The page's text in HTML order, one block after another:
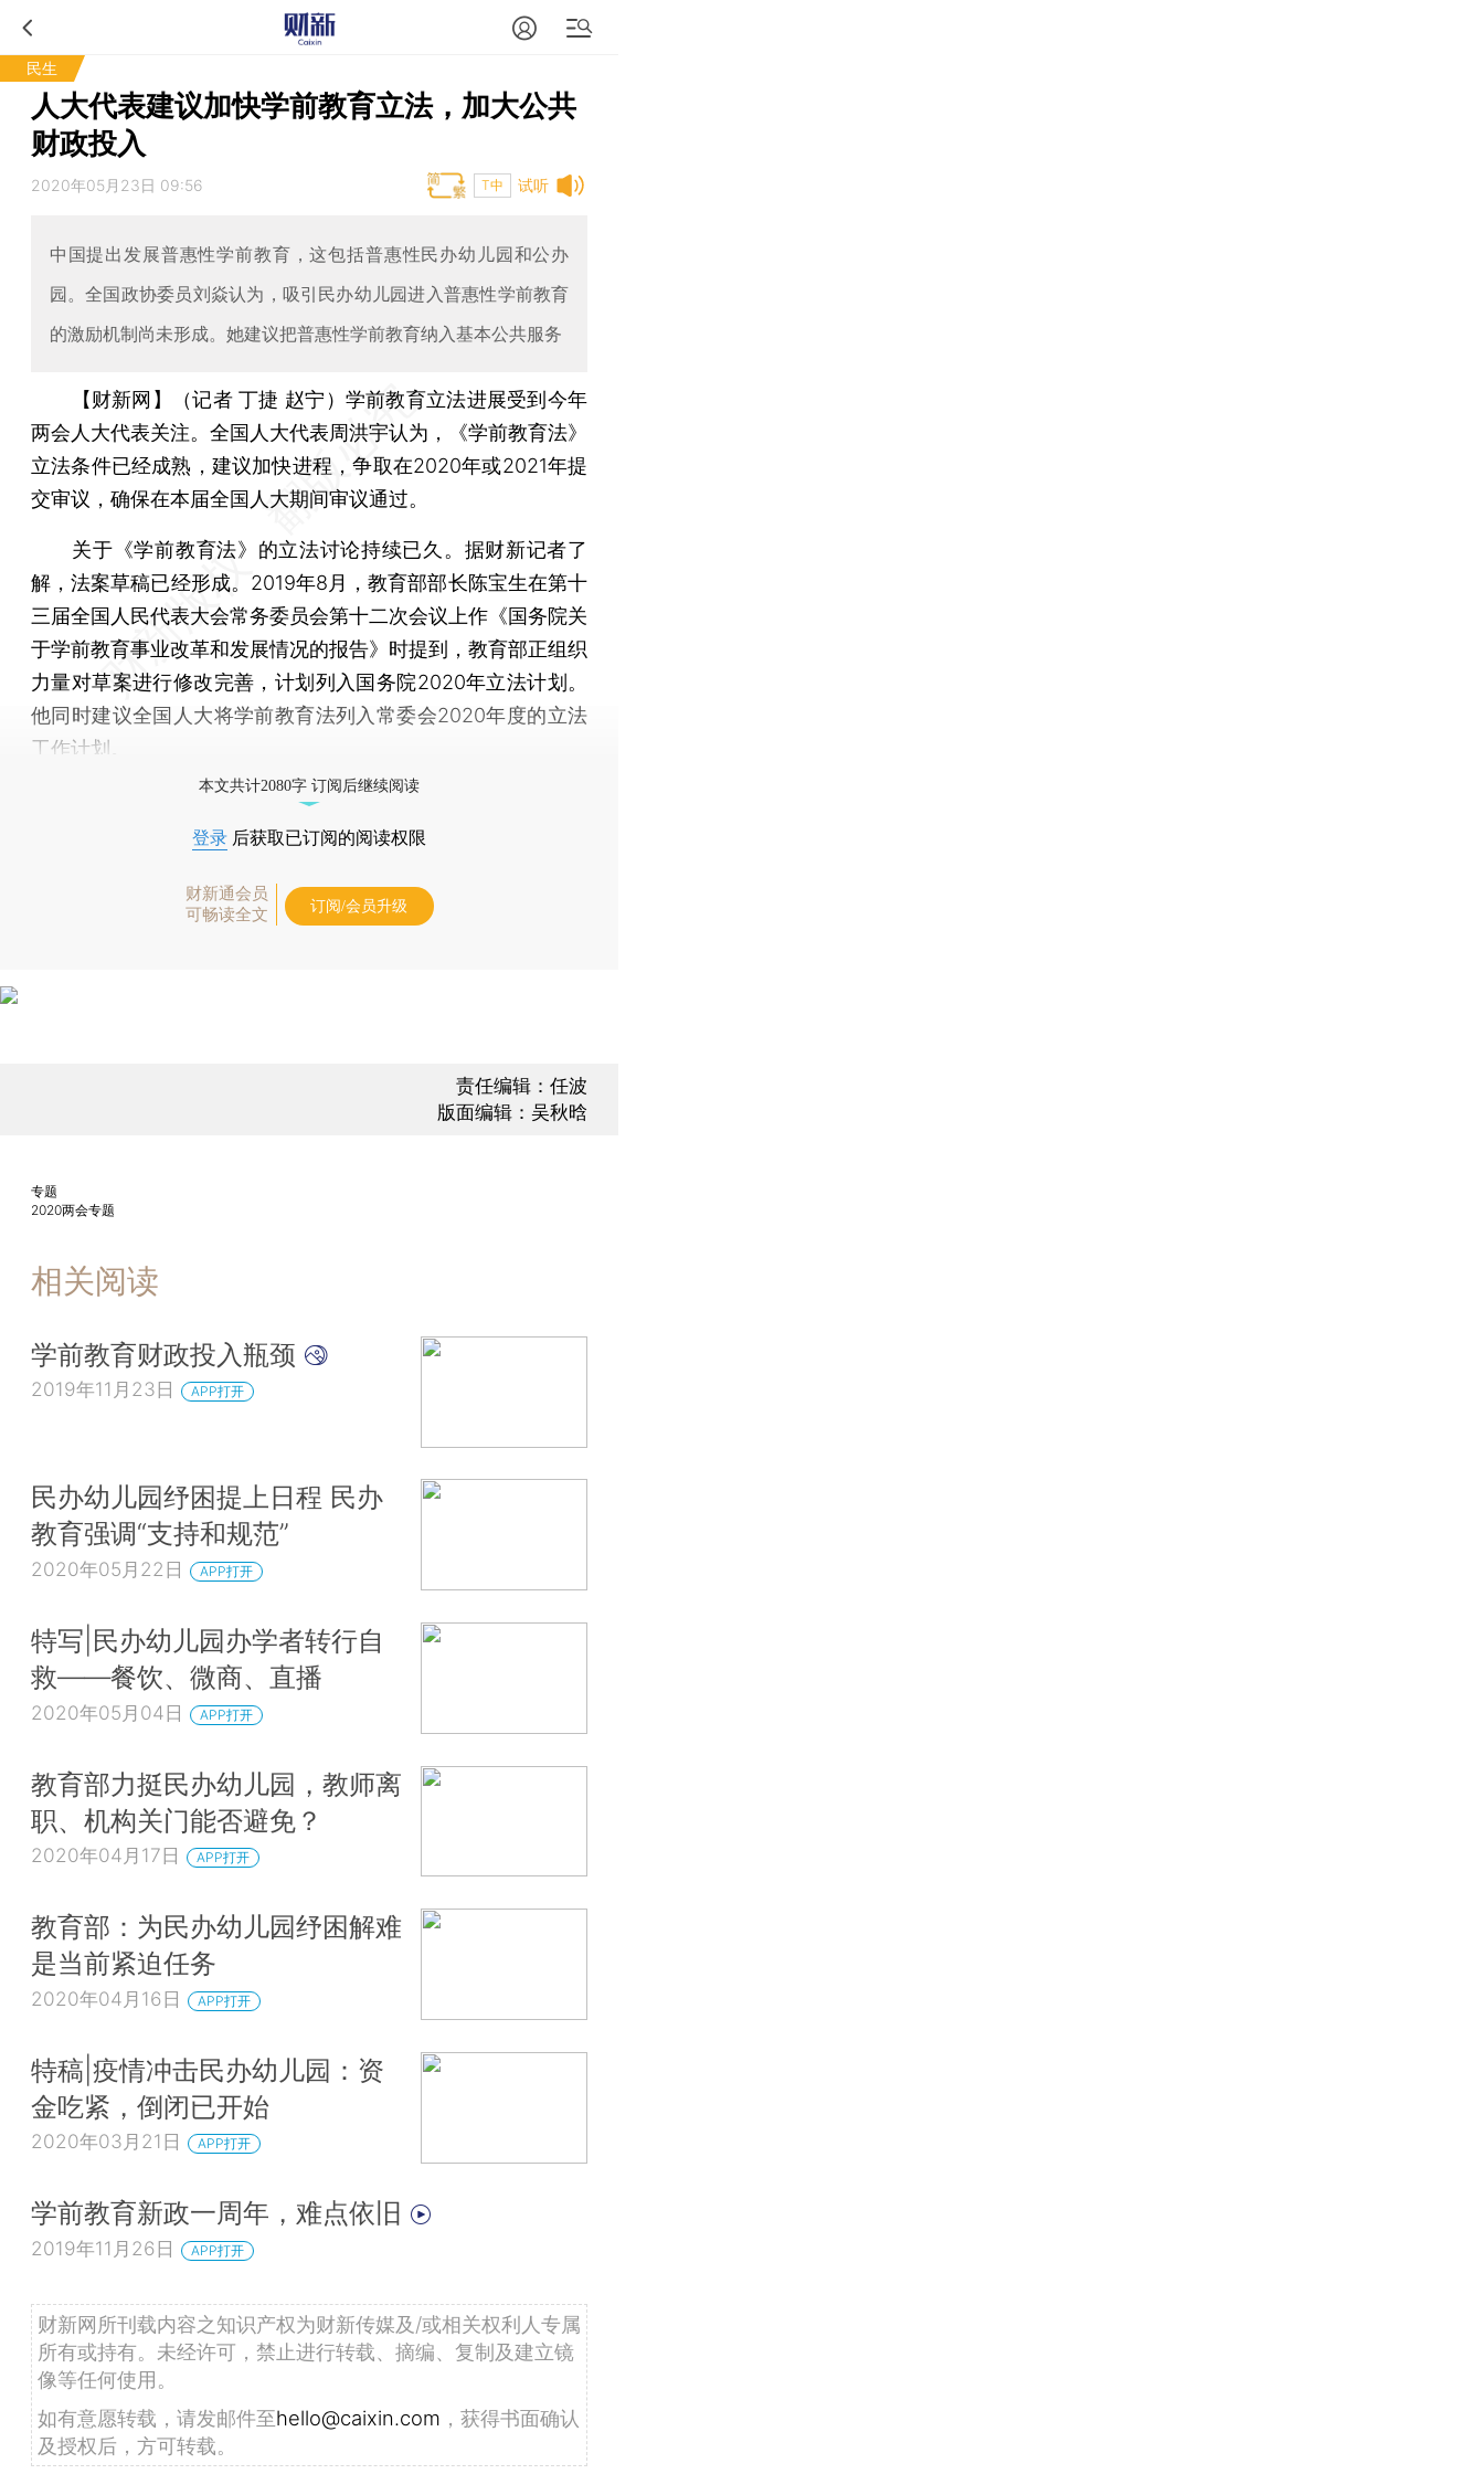
民生
人大代表建议加快学前教育立法，加大公共
财政投入
试听
2020年05月23日 09:56 T中
中国提出发展普惠性学前教育，这包括普惠性民办幼儿园和公办
园。全国政协委员刘焱认为，吸引民办幼儿园进入普惠性学前教育
的激励机制尚未形成。她建议把普惠性学前教育纳入基本公共服务
【财新网】（记者 丁捷 赵宁） 学前教育立法进展受到今年
两会人大代表关注。全国人大代表周洪宇认为，《学前教育法》
立法条件已经成熟，建议加快进程，争取在2020年或2021年提
交审议，确保在本届全国人大期间审议通过。
关于《学前教育法》的立法讨论持续已久。据财新记者了
解，法案草稿已经形成。2019年8月，教育部部长陈宝生在第十
三届全国人民代表大会常务委员会第十二次会议上作《国务院关
于学前教育事业改革和发展情况的报告》时提到，教育部正组织
力量对草案进行修改完善，计划列入国务院2020年立法计划。
他同时建议全国人大将学前教育法列入常委会2020年度的立法
工作计划。
本文共计2080字 订阅后继续阅读
登录 后获取已订阅的阅读权限
财新通会员
可畅读全文
订阅/会员升级
责任编辑：任波
版面编辑：吴秋晗
专题
2020两会专题
相关阅读
学前教育财政投入瓶颈
2019年11月23日 APP打开
民办幼儿园纾困提上日程 民办
教育强调“支持和规范”
2020年05月22日 APP打开
特写|民办幼儿园办学者转行自
救——餐饮、微商、直播
2020年05月04日 APP打开
教育部力挺民办幼儿园，教师离
职、机构关门能否避免？
2020年04月17日 APP打开
教育部：为民办幼儿园纾困解难
是当前紧迫任务
2020年04月16日 APP打开
特稿|疫情冲击民办幼儿园：资
金吃紧，倒闭已开始
2020年03月21日 APP打开
学前教育新政一周年，难点依旧
2019年11月26日 APP打开
财新网所刊载内容之知识产权为财新传媒及/或相关权利人专属
所有或持有。未经许可，禁止进行转载、摘编、复制及建立镜
像等任何使用。
如有意愿转载，请发邮件至hello@caixin.com ，获得书面确认
及授权后，方可转载。